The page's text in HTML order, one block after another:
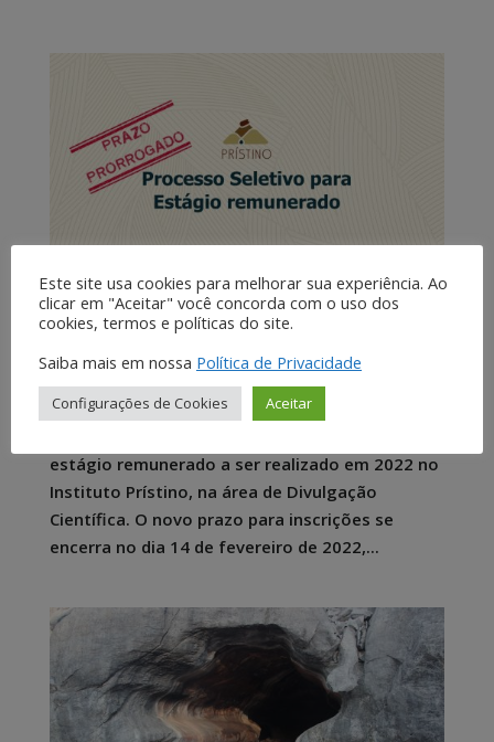
Inscrições prorrogadas para Vaga de
estágio remunerado
por Rogério|9 fev, 2022|Sem categoria
Foram prorrogadas as inscrições para o
estágio remunerado a ser realizado em 2022 no
Instituto Prístino, na área de Divulgação
Científica. O novo prazo para inscrições se
encerra no dia 14 de fevereiro de 2022,...
Este site usa cookies para melhorar sua experiência. Ao
clicar em "Aceitar" você concorda com o uso dos
cookies, termos e políticas do site.
Saiba mais em nossa Política de Privacidade
Configurações de Cookies Aceitar